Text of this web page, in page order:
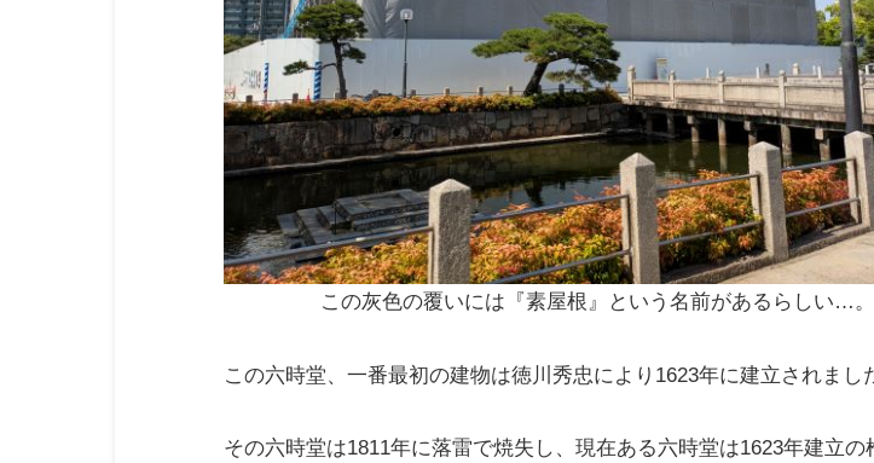
この灰色の覆いには『素屋根』という名前があるらしい…。
この六時堂、一番最初の建物は徳川秀忠により1623年に建立されまし
その六時堂は1811年に落雷で焼失し、現在ある六時堂は1623年建立の